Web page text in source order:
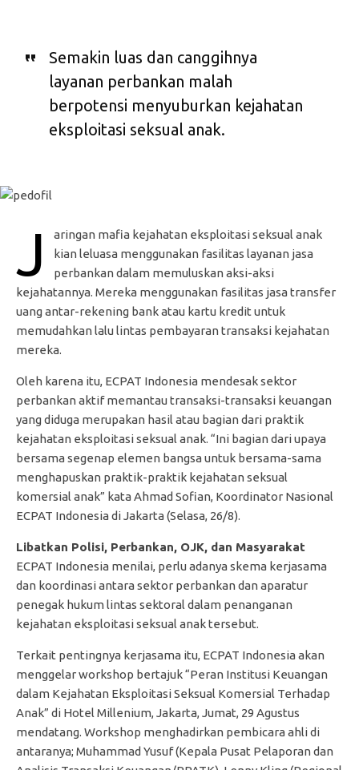
Semakin luas dan canggihnya
layanan perbankan malah
berpotensi menyuburkan kejahatan
eksploitasi seksual anak.
J
aringan mafia kejahatan eksploitasi seksual anak
kian leluasa menggunakan fasilitas layanan jasa
perbankan dalam memuluskan aksi-aksi
kejahatannya. Mereka menggunakan fasilitas jasa transfer
uang antar-rekening bank atau kartu kredit untuk
memudahkan lalu lintas pembayaran transaksi kejahatan
mereka.
Oleh karena itu, ECPAT Indonesia mendesak sektor
perbankan aktif memantau transaksi-transaksi keuangan
yang diduga merupakan hasil atau bagian dari praktik
kejahatan eksploitasi seksual anak. “Ini bagian dari upaya
bersama segenap elemen bangsa untuk bersama-sama
menghapuskan praktik-praktik kejahatan seksual
komersial anak” kata Ahmad Sofian, Koordinator Nasional
ECPAT Indonesia di Jakarta (Selasa, 26/8).
Libatkan Polisi, Perbankan, OJK, dan Masyarakat
ECPAT Indonesia menilai, perlu adanya skema kerjasama
dan koordinasi antara sektor perbankan dan aparatur
penegak hukum lintas sektoral dalam penanganan
kejahatan eksploitasi seksual anak tersebut.
Terkait pentingnya kerjasama itu, ECPAT Indonesia akan
menggelar workshop bertajuk “Peran Institusi Keuangan
dalam Kejahatan Eksploitasi Seksual Komersial Terhadap
Anak” di Hotel Millenium, Jakarta, Jumat, 29 Agustus
mendatang. Workshop menghadirkan pembicara ahli di
antaranya; Muhammad Yusuf (Kepala Pusat Pelaporan dan